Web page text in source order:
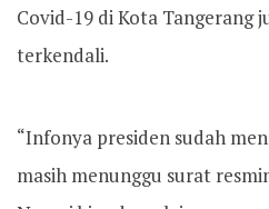
Covid-19 di Kota Tangerang
terkendali.
“Infonya presiden sudah
masih menunggu surat